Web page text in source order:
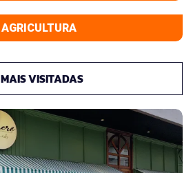
AGRICULTURA
MAIS VISITADAS